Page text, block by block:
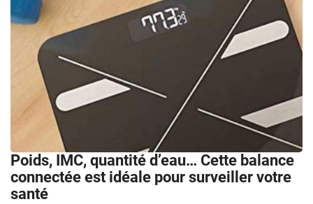
Poids, IMC, quantité d’eau… Cette balance
connectée est idéale pour surveiller votre
santé